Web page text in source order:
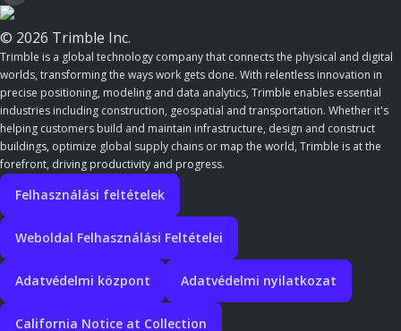
© 2026 Trimble Inc.
Trimble is a global technology company that connects the physical and digital
worlds, transforming the ways work gets done. With relentless innovation in
precise positioning, modeling and data analytics, Trimble enables essential
industries including construction, geospatial and transportation. Whether it's
helping customers build and maintain infrastructure, design and construct
buildings, optimize global supply chains or map the world, Trimble is at the
forefront, driving productivity and progress.
Felhasználási feltételek
Weboldal Felhasználási Feltételei
Adatvédelmi központ Adatvédelmi nyilatkozat
California Notice at Collection